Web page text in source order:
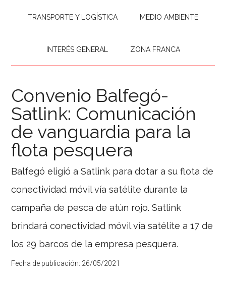
TRANSPORTE Y LOGÍSTICA MEDIO AMBIENTE
INTERÉS GENERAL ZONA FRANCA
Convenio Balfegó-
Satlink: Comunicación
de vanguardia para la
flota pesquera
Balfegó eligió a Satlink para dotar a su flota de
conectividad móvil vía satélite durante la
campaña de pesca de atún rojo. Satlink
brindará conectividad móvil vía satélite a 17 de
los 29 barcos de la empresa pesquera.
Fecha de publicación: 26/05/2021